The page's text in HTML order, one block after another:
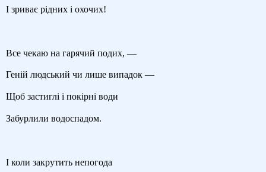
І зриває рідних і охочих!
Все чекаю на гарячий подих, —
Геній людський чи лише випадок —
Щоб застиглі і покірні води
Забурлили водоспадом.
І коли закрутить непогода